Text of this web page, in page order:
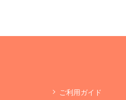
ご利用ガイド